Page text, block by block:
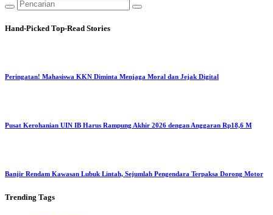
Hand-Picked Top-Read Stories
Peringatan! Mahasiswa KKN Diminta Menjaga Moral dan Jejak Digital
Pusat Kerohanian UIN IB Harus Rampung Akhir 2026 dengan Anggaran Rp18,6 M
Banjir Rendam Kawasan Lubuk Lintah, Sejumlah Pengendara Terpaksa Dorong Motor
Trending Tags